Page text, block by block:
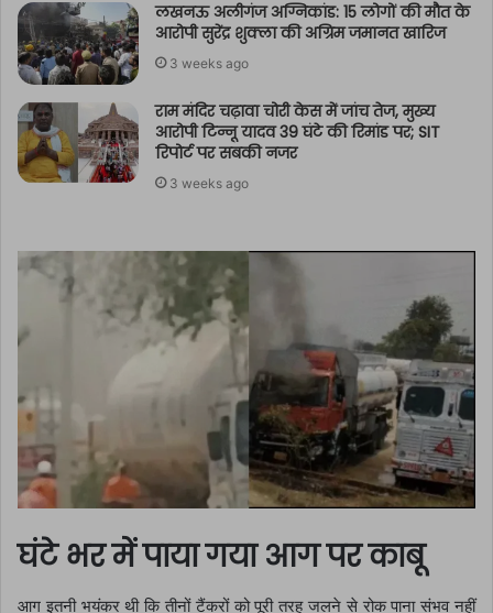
लखनऊ अलीगंज अग्निकांड: 15 लोगों की मौत के
आरोपी सुरेंद्र शुक्ला की अग्रिम जमानत खारिज
3 weeks ago
राम मंदिर चढ़ावा चोरी केस में जांच तेज, मुख्य
आरोपी टिन्नू यादव 39 घंटे की रिमांड पर; SIT
रिपोर्ट पर सबकी नजर
3 weeks ago
घंटे भर में पाया गया आग पर काबू
आग इतनी भयंकर थी कि तीनों टैंकरों को पूरी तरह जलने से रोक पाना संभव नहीं